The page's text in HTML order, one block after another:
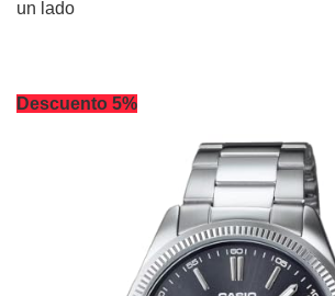
un lado
Descuento 5%